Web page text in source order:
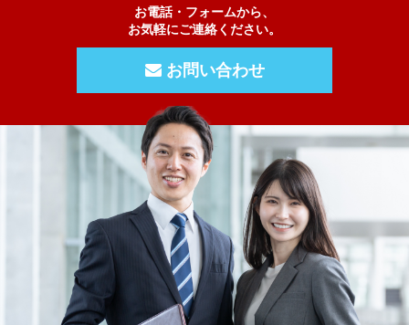
お電話・フォームから、
お気軽にご連絡ください。
お問い合わせ